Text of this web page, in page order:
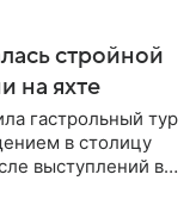
стройной
на яхте
гастрольный тур
в столицу
выступлений в